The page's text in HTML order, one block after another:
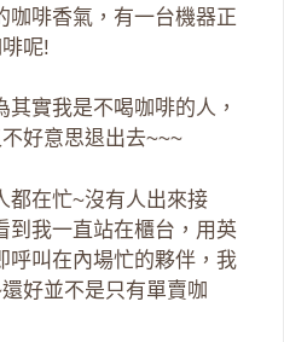
咖啡香氣，有一台機器正
呢!
實我是不喝咖啡的人，
好意思退出去~~~
都在忙~沒有人出來接
到我一直站在櫃台，用英
呼叫在內場忙的夥伴，我
好並不是只有單賣咖